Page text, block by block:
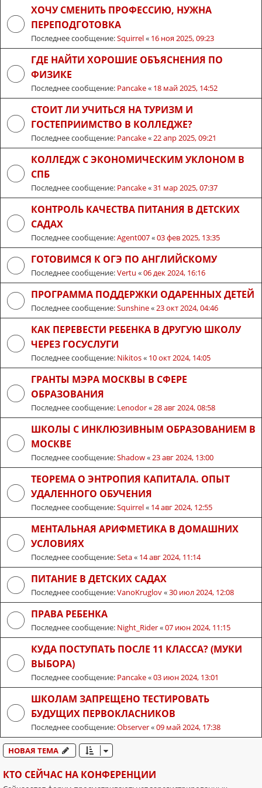
ХОЧУ СМЕНИТЬ ПРОФЕССИЮ, НУЖНА
ПЕРЕПОДГОТОВКА
Последнее сообщение:Squirrel« 16 ноя 2025, 09:23
ГДЕ НАЙТИ ХОРОШИЕ ОБЪЯСНЕНИЯ ПО
ФИЗИКЕ
Последнее сообщение: Pancake« 18 май 2025, 14:52
СТОИТ ЛИ УЧИТЬСЯ НА ТУРИЗМ И
ГОСТЕПРИИМСТВО В КОЛЛЕДЖЕ?
Последнее сообщение: Pancake« 22 апр 2025, 09:21
КОЛЛЕДЖ С ЭКОНОМИЧЕСКИМ УКЛОНОМ В
СПБ
Последнее сообщение: Pancake«31 мар 2025, 07:37
КОНТРОЛЬ КАЧЕСТВА ПИТАНИЯ В ДЕТСКИХ
САДАХ
Последнее сообщение:Agent007«03 фев 2025, 13:35
ГОТОВИМСЯ К ОГЭ ПО АНГЛИЙСКОМУ
Последнее сообщение:Vertu «06 дек 2024, 16:16
ПРОГРАММА ПОДДЕРЖКИ ОДАРЕННЫХ ДЕТЕЙ
Последнее сообщение:Sunshine« 23 окт 2024, 04:46
КАК ПЕРЕВЕСТИ РЕБЕНКА В ДРУГУЮ ШКОЛУ
ЧЕРЕЗ ГОСУСЛУГИ
Последнее сообщение: Nikitos« 10 окт 2024, 14:05
ГРАНТЫ МЭРА МОСКВЫ В СФЕРЕ
ОБРАЗОВАНИЯ
Последнее сообщение: Lenodor« 28 авг 2024, 08:58
ШКОЛЫ С ИНКЛЮЗИВНЫМ ОБРАЗОВАНИЕМ В
МОСКВЕ
Последнее сообщение:Shadow« 23 авг 2024, 13:00
ТЕОРЕМА О ЭНТРОПИЯ КАПИТАЛА. ОПЫТ
УДАЛЕННОГО ОБУЧЕНИЯ
Последнее сообщение:Squirrel« 14 авг 2024, 12:55
МЕНТАЛЬНАЯ АРИФМЕТИКА В ДОМАШНИХ
УСЛОВИЯХ
Последнее сообщение:Seta« 14 авг 2024, 11:14
ПИТАНИЕ В ДЕТСКИХ САДАХ
Последнее сообщение:VanoKruglov«30 июл 2024, 12:08
ПРАВА РЕБЕНКА
Последнее сообщение: Night_Rider«07 июн 2024, 11:15
КУДА ПОСТУПАТЬ ПОСЛЕ 11 КЛАССА? (МУКИ
ВЫБОРА)
Последнее сообщение: Pancake«03 июн 2024, 13:01
ШКОЛАМ ЗАПРЕЩЕНО ТЕСТИРОВАТЬ
БУДУЩИХ ПЕРВОКЛАСНИКОВ
Последнее сообщение:Observer«09 май 2024, 17:38
НОВАЯ ТЕМА
КТО СЕЙЧАС НА КОНФЕРЕНЦИИ